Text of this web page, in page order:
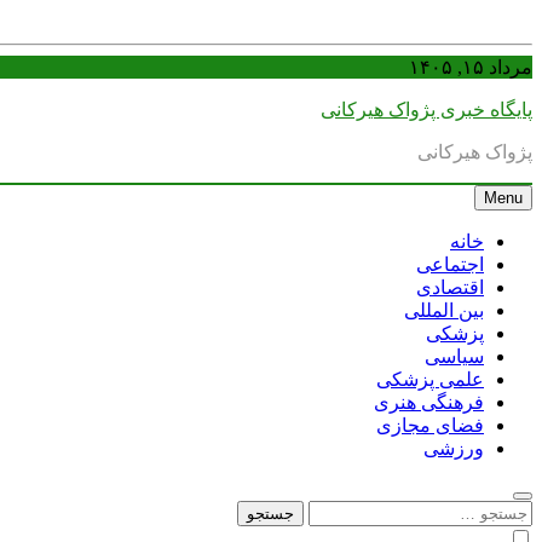
Skip
content
مرداد ۱۵, ۱۴۰۵
پایگاه خبری پژواک هیرکانی
پژواک هیرکانی
Menu
خانه
اجتماعی
اقتصادی
بین المللی
پزشکی
سیاسی
علمی پزشکی
فرهنگی هنری
فضای مجازی
ورزشی
جستجو
برای: